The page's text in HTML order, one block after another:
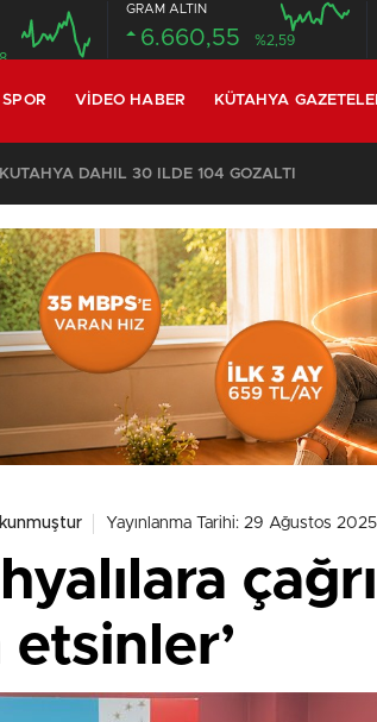
GRAM ALTIN
6.660,55 %2,59
SPOR VIDEO HABER KÜTAHYA
DAHİL 30 İLDE 104 GÖZALTI
Yayınlanma Tarihi: 29 Ağustos